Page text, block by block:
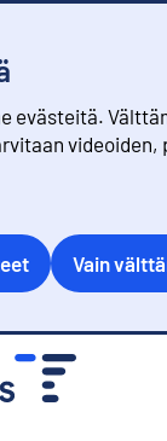
evästeitä.
Vain